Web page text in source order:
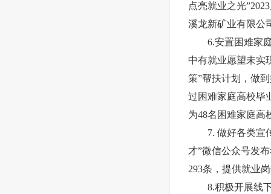
点亮就业之光
溪龙新矿业有限公
6.安置困难家
中有就业愿望未实
策”帮扶计划，做
过困难家庭高校毕
为48名困难家庭高
7. 做好各类宣
才”微信公众号发
293条，提供就业
8.积极开展线